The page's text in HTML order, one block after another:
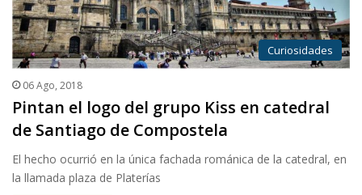
Curiosidades
06 Ago, 2018
Pintan el logo del grupo Kiss en catedral
de Santiago de Compostela
El hecho ocurrió en la única fachada románica de la catedral, en
la llamada plaza de Platerías